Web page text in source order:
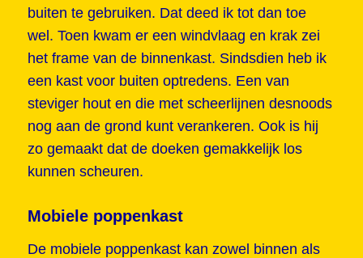
buiten te gebruiken. Dat deed ik tot dan toe
wel. Toen kwam er een windvlaag en krak zei
het frame van de binnenkast. Sindsdien heb ik
een kast voor buiten optredens. Een van
steviger hout en die met scheerlijnen desnoods
nog aan de grond kunt verankeren. Ook is hij
zo gemaakt dat de doeken gemakkelijk los
kunnen scheuren.
Mobiele poppenkast
De mobiele poppenkast kan zowel binnen als